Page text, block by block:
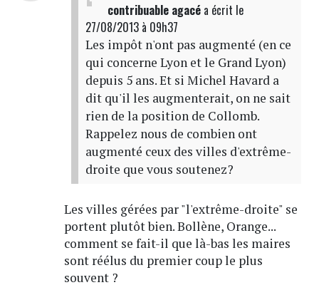
contribuable agacéa écrit le
27/08/2013 à 09h37
Les impôt n'ont pas augmenté (en ce
qui concerne Lyon et le Grand Lyon)
depuis 5 ans. Et si Michel Havard a
dit qu'il les augmenterait, on ne sait
rien de la position de Collomb.
Rappelez nous de combien ont
augmenté ceux des villes d'extrême-
droite que vous soutenez?
Les villes gérées par "l'extrême-droite" se
portent plutôt bien. Bollène, Orange...
comment se fait-il que là-bas les maires
sont réélus du premier coup le plus
souvent ?